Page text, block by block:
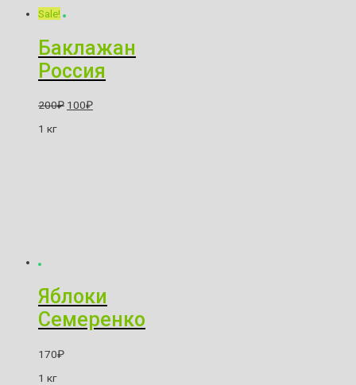
Sale!
Баклажан
Россия
200₽ 100₽
1 кг
Яблоки
Семеренко
170₽
1 кг